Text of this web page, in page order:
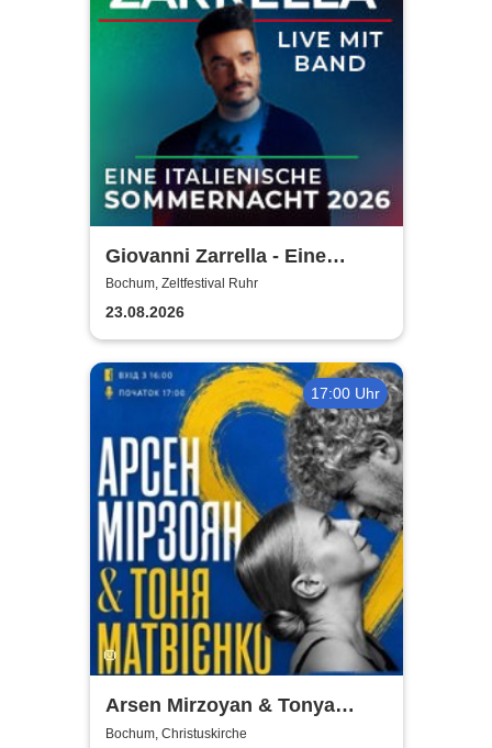
Giovanni Zarrella - Eine
italienische Sommernacht -
Live mit Band
Bochum, Zeltfestival Ruhr
23.08.2026
17:00 Uhr
Arsen Mirzoyan & Tonya
Matvienko - Benefizkonzert
Bochum, Christuskirche